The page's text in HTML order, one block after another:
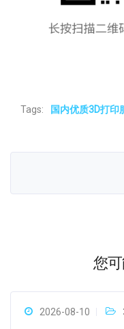
Tags: 国内优质3D打印
您
2026-08-10